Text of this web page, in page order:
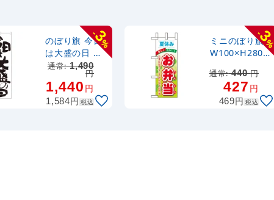
ポール 1.6～3m 伸縮式 黒
(30537BLK)
注水型マルチのぼりスタンド
20L
-
3
%
のぼり旗 今日
は大盛の日 お
得 (SNB-
通常:1,490
円
1,440円
1,584円 税込
-
3
%
ミニのぼり旗
W100×H280
弁当 (60190)
通常:440円
427円
469円 税込